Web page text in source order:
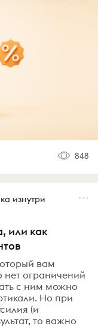
848
изнутри
или как
вам
нет ограничений
с ним можно
Но при
(и
то важно